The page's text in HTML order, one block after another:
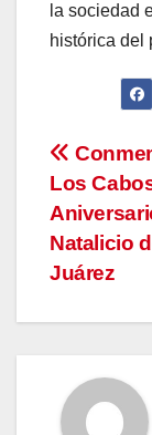
la sociedad
histórica del
de
Los
Natalicio
Juárez